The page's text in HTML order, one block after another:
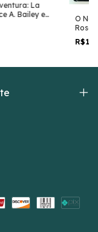
La
A. Bailey e
Em Espanhol
O